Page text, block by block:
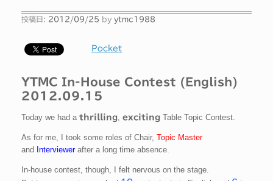
投稿日: 2012/09/25 by ytmc1988
Pocket
YTMC In-House Contest (English)
2012.09.15
Today we had a thrilling, exciting Table Topic Contest.
As for me, I took some roles of Chair, Topic Master
and Interviewerafter a long time absence.
In-house contest, though, I felt nervous on the stage.